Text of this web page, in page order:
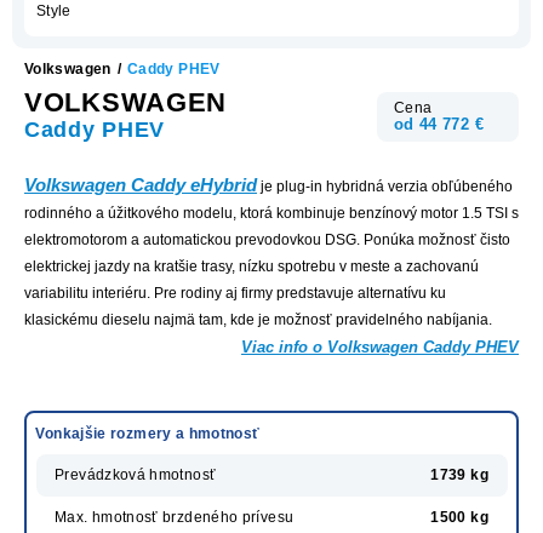
Volkswagen / Caddy PHEV
VOLKSWAGEN
Caddy PHEV
Cena
od 44 772 €
Volkswagen Caddy eHybrid je plug-in hybridná verzia obľúbeného
rodinného a úžitkového modelu, ktorá kombinuje benzínový motor 1.5 TSI s
elektromotorom a automatickou prevodovkou DSG. Ponúka možnosť čisto
elektrickej jazdy na kratšie trasy, nízku spotrebu v meste a zachovanú
variabilitu interiéru. Pre rodiny aj firmy predstavuje alternatívu ku
klasickému dieselu najmä tam, kde je možnosť pravidelného nabíjania.
Viac info o Volkswagen Caddy PHEV
Vonkajšie rozmery a hmotnosť
Prevádzková hmotnosť 1739 kg
Max. hmotnosť brzdeného prívesu 1500 kg
Style